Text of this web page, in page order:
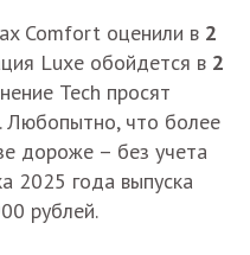
Comfort оценили в 2
Luxe обойдется в 2
Tech просят
. Любопытно, что более
дороже – без учета
2025 года выпуска
рублей.